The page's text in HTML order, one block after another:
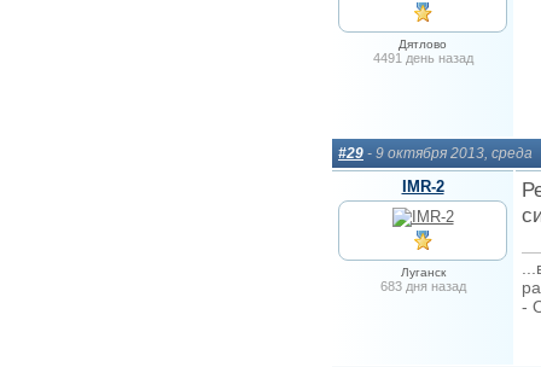
Дятлово
4491 день назад
#29 - 9 октября 2013, среда
IMR-2
Луганск
683 дня назад
-